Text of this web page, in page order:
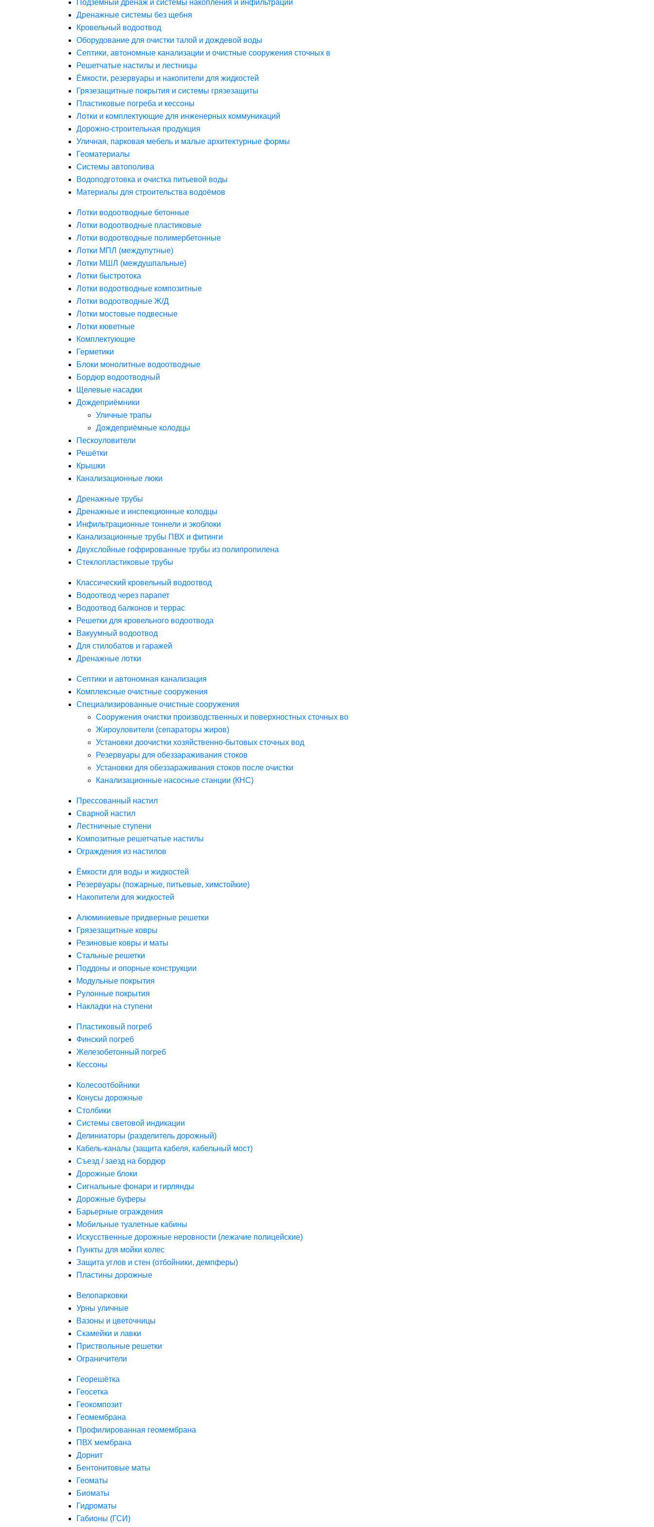
Подземный дренаж и системы накопления и инфильтрации
Дренажные системы без щебня
Кровельный водоотвод
Оборудование для очистки талой и дождевой воды
Септики, автономные канализации и очистные сооружения сточных в
Решетчатые настилы и лестницы
Ёмкости, резервуары и накопители для жидкостей
Грязезащитные покрытия и системы грязезащиты
Пластиковые погреба и кессоны
Лотки и комплектующие для инженерных коммуникаций
Дорожно-строительная продукция
Уличная, парковая мебель и малые архитектурные формы
Геоматериалы
Системы автополива
Водоподготовка и очистка питьевой воды
Материалы для строительства водоёмов
Лотки водоотводные бетонные
Лотки водоотводные пластиковые
Лотки водоотводные полимербетонные
Лотки МПЛ (междупутные)
Лотки МШЛ (междушпальные)
Лотки быстротока
Лотки водоотводные композитные
Лотки водоотводные Ж/Д
Лотки мостовые подвесные
Лотки кюветные
Комплектующие
Герметики
Блоки монолитные водоотводные
Бордюр водоотводный
Щелевые насадки
Дождеприёмники
Уличные трапы
Дождеприёмные колодцы
Пескоуловители
Решётки
Крышки
Канализационные люки
Дренажные трубы
Дренажные и инспекционные колодцы
Инфильтрационные тоннели и экоблоки
Канализационные трубы ПВХ и фитинги
Двухслойные гофрированные трубы из полипропилена
Стеклопластиковые трубы
Классический кровельный водоотвод
Водоотвод через парапет
Водоотвод балконов и террас
Решетки для кровельного водоотвода
Вакуумный водоотвод
Для стилобатов и гаражей
Дренажные лотки
Септики и автономная канализация
Комплексные очистные сооружения
Специализированные очистные сооружения
Сооружения очистки производственных и поверхностных сточных во
Жироуловители (сепараторы жиров)
Установки доочистки хозяйственно-бытовых сточных вод
Резервуары для обеззараживания стоков
Установки для обеззараживания стоков после очистки
Канализационные насосные станции (КНС)
Прессованный настил
Сварной настил
Лестничные ступени
Композитные решетчатые настилы
Ограждения из настилов
Ёмкости для воды и жидкостей
Резервуары (пожарные, питьевые, химстойкие)
Накопители для жидкостей
Алюминиевые придверные решетки
Грязезащитные ковры
Резиновые ковры и маты
Стальные решетки
Поддоны и опорные конструкции
Модульные покрытия
Рулонные покрытия
Накладки на ступени
Пластиковый погреб
Финский погреб
Железобетонный погреб
Кессоны
Колесоотбойники
Конусы дорожные
Столбики
Системы световой индикации
Делиниаторы (разделитель дорожный)
Кабель-каналы (защита кабеля, кабельный мост)
Съезд / заезд на бордюр
Дорожные блоки
Сигнальные фонари и гирлянды
Дорожные буферы
Барьерные ограждения
Мобильные туалетные кабины
Искусственные дорожные неровности (лежачие полицейские)
Пункты для мойки колес
Защита углов и стен (отбойники, демпферы)
Пластины дорожные
Велопарковки
Урны уличные
Вазоны и цветочницы
Скамейки и лавки
Приствольные решетки
Ограничители
Георешётка
Геосетка
Геокомпозит
Геомембрана
Профилированная геомембрана
ПВХ мембрана
Дорнит
Бентонитовые маты
Геоматы
Биоматы
Гидроматы
Габионы (ГСИ)